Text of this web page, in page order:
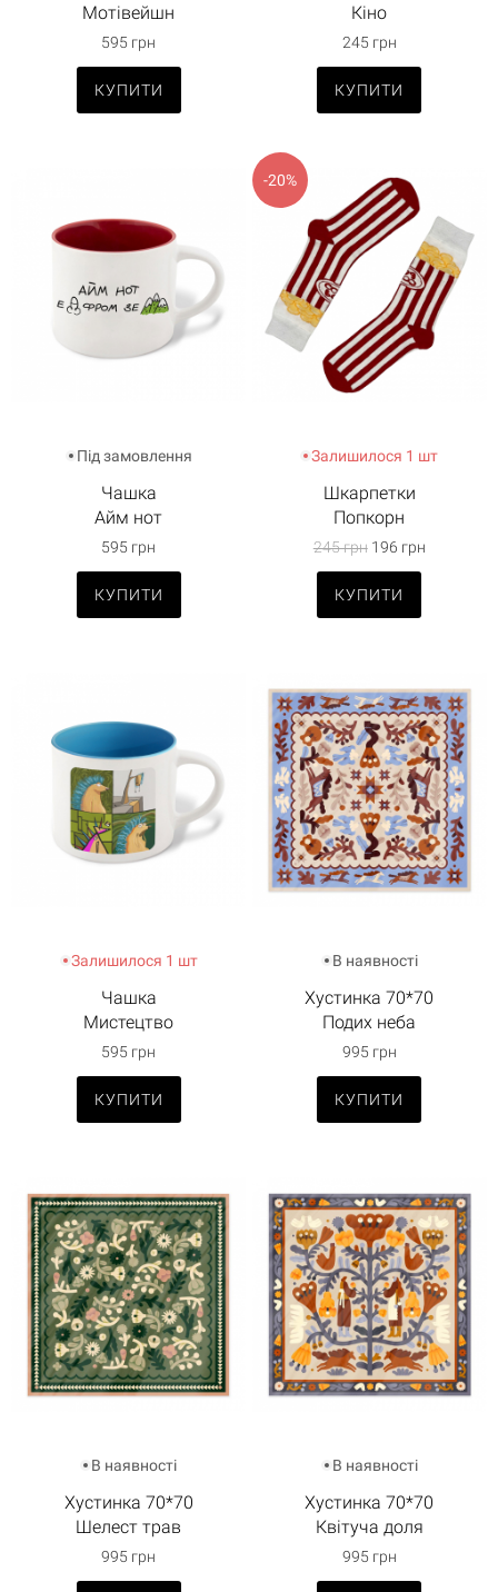
Мотівейшн
595 грн
КУПИТИ
Кіно
245 грн
КУПИТИ
Під замовлення
Чашка
Айм нот
595 грн
КУПИТИ
-20%
Залишилося 1 шт
Шкарпетки
Попкорн
245 грн196 грн
КУПИТИ
Залишилося 1 шт
Чашка
Мистецтво
595 грн
КУПИТИ
В наявності
Хустинка 70*70
Подих неба
995 грн
КУПИТИ
В наявності
Хустинка 70*70
Шелест трав
995 грн
В наявності
Хустинка 70*70
Квітуча доля
995 грн